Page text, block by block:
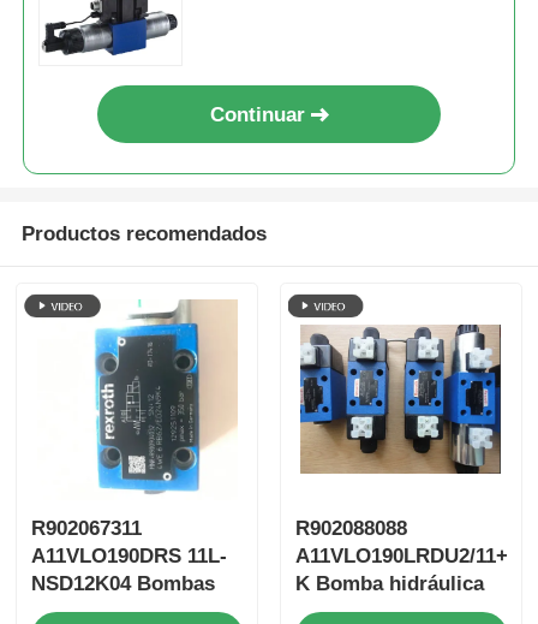
Continuar
Productos recomendados
R902067311
A11VLO190DRS 11L-
NSD12K04 Bombas
hidráulicas Rexroth
R902088088
A11VLO190LRDU2/
K Bomba hidráulica
para excavadora de